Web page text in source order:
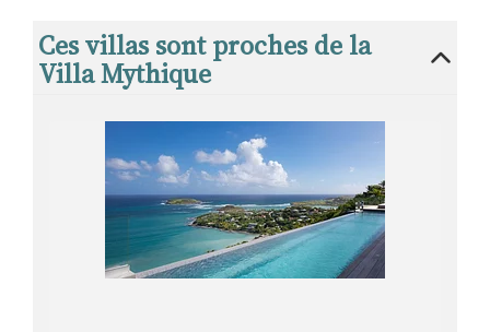
Ces villas sont proches de la
Villa Mythique